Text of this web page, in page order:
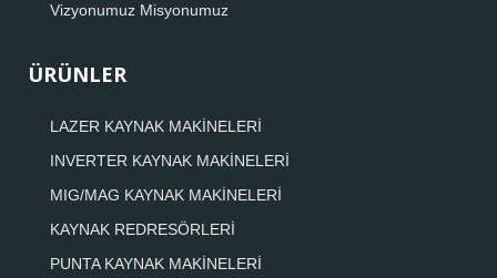
Vizyonumuz Misyonumuz
ÜRÜNLER
LAZER KAYNAK MAKİNELERİ
INVERTER KAYNAK MAKİNELERİ
MIG/MAG KAYNAK MAKİNELERİ
KAYNAK REDRESÖRLERİ
PUNTA KAYNAK MAKİNELERİ